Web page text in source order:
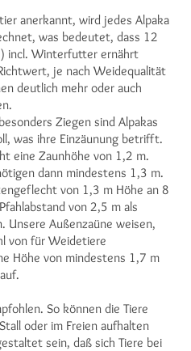
anerkannt, wird jedes Alpaka
was bedeutet, dass 12
incl. Winterfutter ernährt
je nach Weidequalität
deutlich mehr oder auch
Ziegen sind Alpakas
was ihre Einzäunung betrifft.
eine Zaunhöhe von 1,2 m.
dann mindestens 1,3 m.
von 1,3 m Höhe an 8
von 2,5 m als
Unsere Außenzaüne weisen,
von für Weidetiere
Höhe von mindestens 1,7 m
So können die Tiere
oder im Freien aufhalten
sein, daß sich Tiere bei